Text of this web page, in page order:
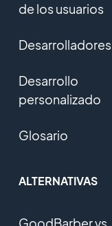
de los usuarios
Desarrolladores
Desarrollo
personalizado
Glosario
ALTERNATIVAS